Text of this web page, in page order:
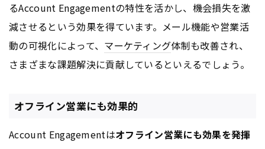
るAccount Engagementの特性を活かし、機会損失を激
減させるという効果を得ています。メール機能や営業活
動の可視化によって、 マーケティング体制も改善され、
さまざまな課題解決に貢献しているといえるでしょう。
オフライン営業にも効果的
Account Engagementはオフライン営業にも効果を発揮